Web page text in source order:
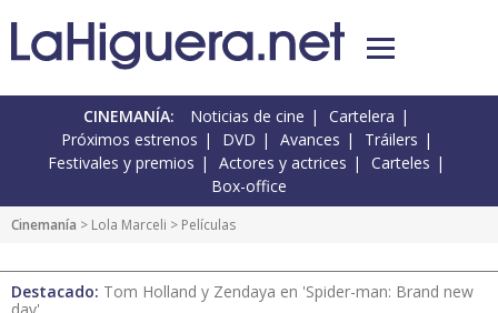
CINEMANÍA: Noticias de cine
Cartelera
Próximos estrenos
DVD Avances
Tráilers
Festivales y premios
Actores y actrices
Carteles
Box-office
Cinemanía > Lola Marceli > Películas
Destacado: Tom Holland y Zendaya en 'Spider-man: Brand new